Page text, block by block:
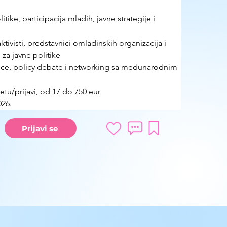
participacija mladih, javne strategije i
predstavnici omladinskih organizacija i
javne politike
policy debate i networking sa međunarodnim
prijavi, od 17 do 750 eur
Prijavi se